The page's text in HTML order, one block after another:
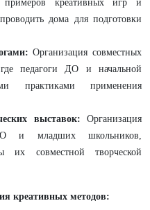
примеров креативных игр и
дома для подготовки
Организация совместных
педагоги ДО и начальной
практиками применения
выставок: Организация
и младших школьников,
их совместной творческой
креативных методов: